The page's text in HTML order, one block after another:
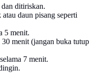
ditiriskan.
daun pisang seperti
5 menit.
menit (jangan buka tutup
7 menit.